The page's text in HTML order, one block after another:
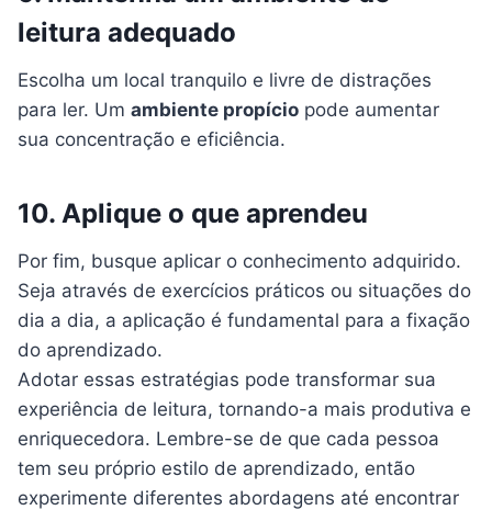
leitura adequado
Escolha um local tranquilo e livre de distrações
para ler. Um ambiente propício pode aumentar
sua concentração e eficiência.
10. Aplique o que aprendeu
Por fim, busque aplicar o conhecimento adquirido.
Seja através de exercícios práticos ou situações do
dia a dia, a aplicação é fundamental para a fixação
do aprendizado.
Adotar essas estratégias pode transformar sua
experiência de leitura, tornando-a mais produtiva e
enriquecedora. Lembre-se de que cada pessoa
tem seu próprio estilo de aprendizado, então
experimente diferentes abordagens até encontrar